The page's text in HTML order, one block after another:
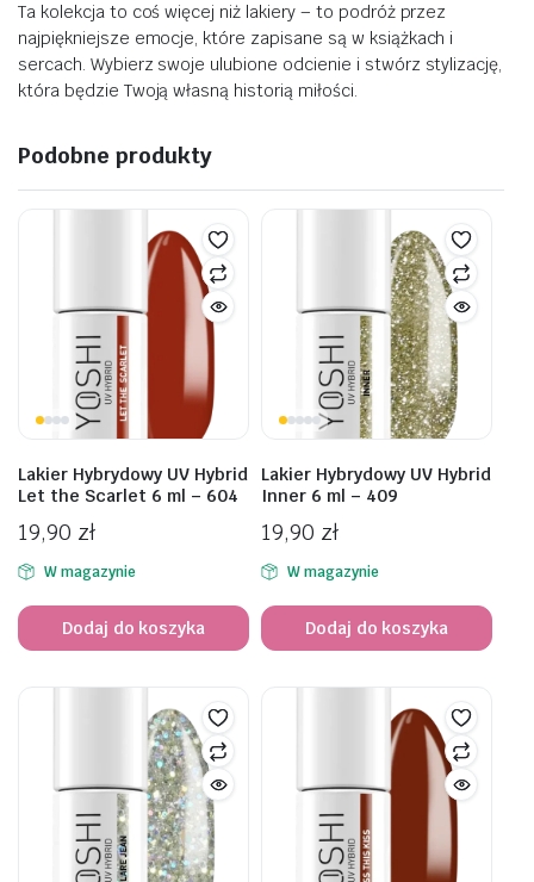
Ta kolekcja to coś więcej niż lakiery – to podróż przez
najpiękniejsze emocje, które zapisane są w książkach i
sercach. Wybierz swoje ulubione odcienie i stwórz stylizację,
która będzie Twoją własną historią miłości.
Podobne produkty
Lakier Hybrydowy UV Hybrid
Let the Scarlet 6 ml – 604
19,90 zł
W magazynie
Dodaj do koszyka
Lakier Hybrydowy UV Hybrid
Inner 6 ml – 409
19,90 zł
W magazynie
Dodaj do koszyka